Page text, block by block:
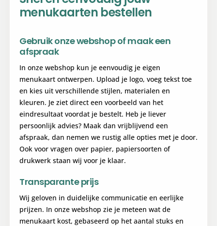
menukaarten bestellen
Gebruik onze webshop of maak een
afspraak
In onze webshop kun je eenvoudig je eigen
menukaart ontwerpen. Upload je logo, voeg tekst toe
en kies uit verschillende stijlen, materialen en
kleuren. Je ziet direct een voorbeeld van het
eindresultaat voordat je bestelt. Heb je liever
persoonlijk advies? Maak dan vrijblijvend een
afspraak, dan nemen we rustig alle opties met je door.
Ook voor vragen over papier, papiersoorten of
drukwerk staan wij voor je klaar.
Transparante prijs
Wij geloven in duidelijke communicatie en eerlijke
prijzen. In onze webshop zie je meteen wat de
menukaart kost, gebaseerd op het aantal stuks en